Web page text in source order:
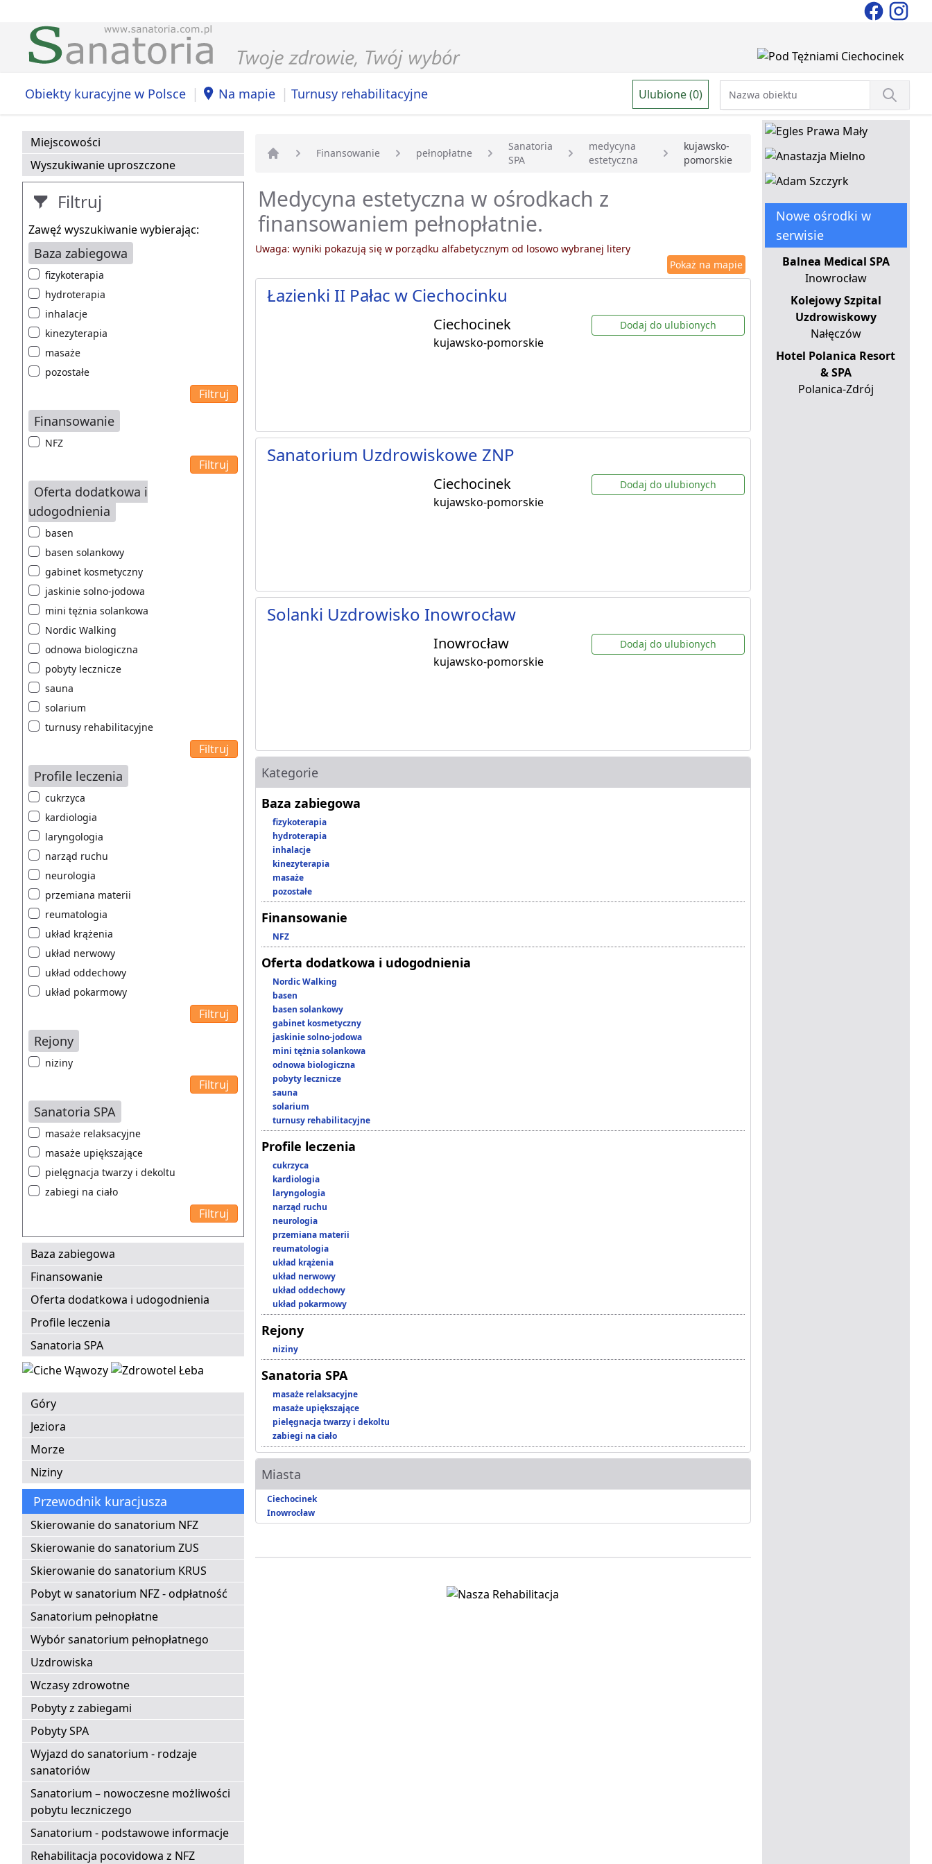
Obiekty kuracyjne w Polsce | Na mapie | Turnusy rehabilitacyjne Ulubione (0)
Miejscowości
Wyszukiwanie uproszczone
Filtruj
Zawęź wyszukiwanie wybierając:
Baza zabiegowa
fizykoterapia
hydroterapia
inhalacje
kinezyterapia
masaże
pozostałe
Finansowanie
NFZ
Oferta dodatkowa i
udogodnienia
basen
basen solankowy
gabinet kosmetyczny
jaskinie solno-jodowa
mini tężnia solankowa
Nordic Walking
odnowa biologiczna
pobyty lecznicze
sauna
solarium
turnusy rehabilitacyjne
Profile leczenia
cukrzyca
kardiologia
laryngologia
narząd ruchu
neurologia
przemiana materii
reumatologia
układ krążenia
układ nerwowy
układ oddechowy
układ pokarmowy
Rejony
niziny
Sanatoria SPA
masaże relaksacyjne
masaże upiększające
pielęgnacja twarzy i dekoltu
zabiegi na ciało
Baza zabiegowa
Finansowanie
Oferta dodatkowa i udogodnienia
Profile leczenia
Sanatoria SPA
Góry
Jeziora
Morze
Niziny
Przewodnik kuracjusza
Skierowanie do sanatorium NFZ
Skierowanie do sanatorium ZUS
Skierowanie do sanatorium KRUS
Pobyt w sanatorium NFZ - odpłatność
Sanatorium pełnopłatne
Wybór sanatorium pełnopłatnego
Uzdrowiska
Wczasy zdrowotne
Pobyty z zabiegami
Pobyty SPA
Wyjazd do sanatorium - rodzaje
sanatoriów
Sanatorium – nowoczesne możliwości
pobytu leczniczego
Sanatorium - podstawowe informacje
Rehabilitacja pocovidowa z NFZ
Finansowanie pełnopłatne
Sanatoria
SPA
medycyna
estetyczna
kujawsko-
pomorskie
Medycyna estetyczna w ośrodkach z
finansowaniem pełnopłatnie.
Uwaga: wyniki pokazują się w porządku alfabetycznym od losowo wybranej litery
Pokaż na mapie
Łazienki II Pałac w Ciechocinku
Ciechocinek
kujawsko-pomorskie
Dodaj do ulubionych
Sanatorium Uzdrowiskowe ZNP
Ciechocinek
kujawsko-pomorskie
Dodaj do ulubionych
Solanki Uzdrowisko Inowrocław
Inowrocław
kujawsko-pomorskie
Dodaj do ulubionych
Kategorie
Baza zabiegowa
fizykoterapia
hydroterapia
inhalacje
kinezyterapia
masaże
pozostałe
Finansowanie
NFZ
Oferta dodatkowa i udogodnienia
Nordic Walking
basen
basen solankowy
gabinet kosmetyczny
jaskinie solno-jodowa
mini tężnia solankowa
odnowa biologiczna
pobyty lecznicze
sauna
solarium
turnusy rehabilitacyjne
Profile leczenia
cukrzyca
kardiologia
laryngologia
narząd ruchu
neurologia
przemiana materii
reumatologia
układ krążenia
układ nerwowy
układ oddechowy
układ pokarmowy
Rejony
niziny
Sanatoria SPA
masaże relaksacyjne
masaże upiększające
pielęgnacja twarzy i dekoltu
zabiegi na ciało
Miasta
Ciechocinek
Inowrocław
Nowe ośrodki w
serwisie
Balnea Medical SPA
Inowrocław
Kolejowy Szpital
Uzdrowiskowy
Nałęczów
Hotel Polanica Resort
& SPA
Polanica-Zdrój